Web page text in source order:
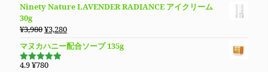
で
た。
¥4,780
価
価
は
¥13,780
で
の
は
Ninety Nature LAVENDER RADIANCE アイクリーム
30g
¥3,980元
価
格
¥3,280現
在
の
マヌカハニー配合ソープ 135g
5段階で
4.9¥780